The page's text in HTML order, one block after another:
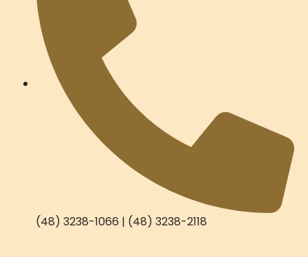
(48) 3238-1066 | (48) 3238-2118